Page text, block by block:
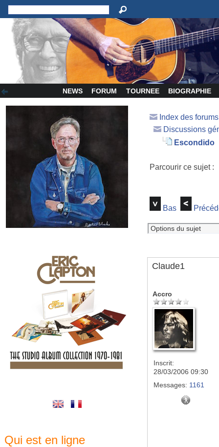
NEWS FORUM TOURNEE BIOGRAPHIE
Qui est en ligne
Index des
Discussions
Escondido
Parcourir ce sujet
Bas
Claude1
Accro
Inscrit:
28/03/2006 09:30
Messages: 1161